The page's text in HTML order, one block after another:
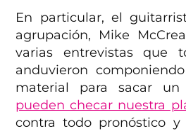
En particular, el
agrupación, Mike
varias entrevistas que
anduvieron
material para sacar
pueden checar nuestra
contra todo pronóstico y